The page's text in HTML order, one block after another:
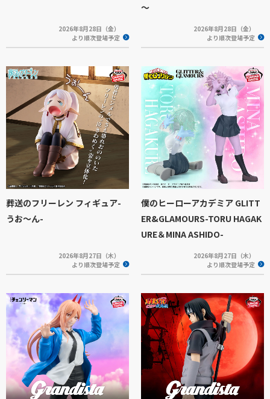
2026年8月28日（金）
より順次登場予定
～
2026年8月28日（金）
より順次登場予定
葬送のフリーレン フィギュア-
うお～ん-
2026年8月27日（木）
より順次登場予定
僕のヒーローアカデミア GLITT
ER&GLAMOURS-TORU HAGAK
URE＆MINA ASHIDO-
2026年8月27日（木）
より順次登場予定